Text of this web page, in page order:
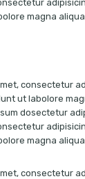
magna
consectetur
ut labolore
dosectetur
magna
consectetur